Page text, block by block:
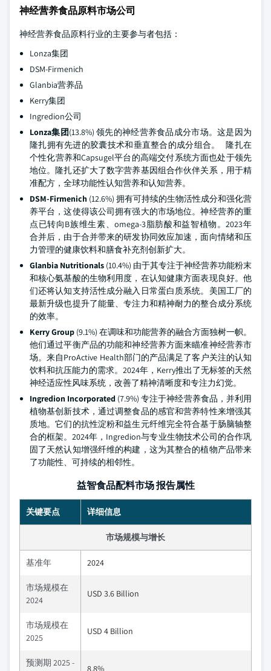
神经营养食品原料市场公司
神经营养食品原料行业的主要参与者包括：
Lonza集团
DSM-Firmenich
Glanbia营养品
Kerry集团
Ingredion公司
Lonza集团(13.8%) 领先的神经营养食品成分市场。这是因为
隆扎拥有先进的胶囊技术和垂直整合的成分组合。 隆扎在
个性化营养和Capsugel平台的高端交付系统方面也处于领先
地位。隆扎还扩大了数字营养基因组合作伙伴关系，用于精
准配方，全球功能性认知营养和认知营养。
DSM-Firmenich (12.6%) 拥有可持续的生物活性成分和强化营
养平台，这使得该公司拥有强大的市场地位。神经营养的重
点已转向B族维生素、omega-3脂肪酸和益智植物。2023年
合并后，由于合并带来的研发协同效应加速，面向情绪和压
力管理的健康饮料和膳食补充剂创新扩大。
Glanbia Nutritionals (10.4%) 由于其专注于神经营养功能粉末
和核心氨基酸的生物利用度，在认知健康方面表现良好。他
们还将认知支持活性成分融入日常蛋白质系统。美国工厂的
最新升级也提升了能量、专注力和精神耐力的整合成分系统
的效率。
Kerry Group (9.1%) 在调味和功能营养的融合方面独树一帜。
他们通过平衡产品的功能和神经营养方面来瞄准神经营养市
场。来自ProActive Health部门的产品满足了客户关注的认知
饮料和抗压能力的需求。2024年，Kerry推出了无标签的天然
神经适应性风味系统，改善了精神清晰度和专注力幻觉。
Ingredion Incorporated (7.9%) 专注于神经营养食品，并利用
植物基创新技术，通过调整食品的感官和营养特性来增强其
质地。它们的抗性淀粉和益生元纤维完全符合基于肠脑轴整
合的框架。2024年，Ingredion与专业生物技术公司的合作巩
固了天然认知增强纤维的构建，这为其整合的植物产品带来
了功能性、可持续的相邻性。
益智食品配料市场 报告属性
关键要点 详细信息
市场规模与增长
基准年 2024
市场规模在
2024
USD 3.6 Billion
市场规模在
2025
USD 4 Billion
预测期 2025 -
8.8%